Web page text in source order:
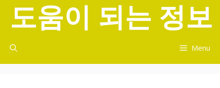
너
도움이 되는 정보
Menu